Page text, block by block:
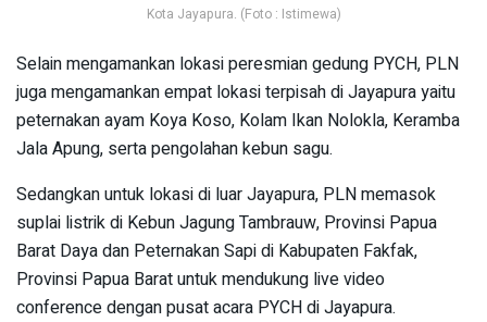
Kota Jayapura. (Foto : Istimewa)
Selain mengamankan lokasi peresmian gedung PYCH, PLN
juga mengamankan empat lokasi terpisah di Jayapura yaitu
peternakan ayam Koya Koso, Kolam Ikan Nolokla, Keramba
Jala Apung, serta pengolahan kebun sagu.
Sedangkan untuk lokasi di luar Jayapura, PLN memasok
suplai listrik di Kebun Jagung Tambrauw, Provinsi Papua
Barat Daya dan Peternakan Sapi di Kabupaten Fakfak,
Provinsi Papua Barat untuk mendukung live video
conference dengan pusat acara PYCH di Jayapura.